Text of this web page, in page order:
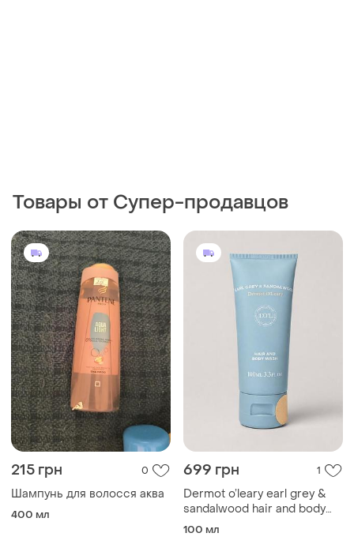
Товары от Супер-продавцов
215 грн 0
Шампунь для волосся аква
400 мл
699 грн 1
Dermot o’leary earl grey &
sandalwood hair and body
wash 100 мл новий
100 мл